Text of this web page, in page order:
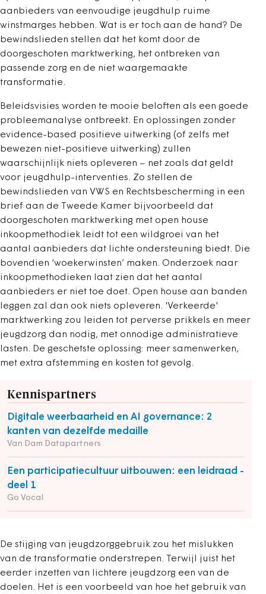
aanbieders van eenvoudige jeugdhulp ruime
winstmarges hebben. Wat is er toch aan de hand? De
bewindslieden stellen dat het komt door de
doorgeschoten marktwerking, het ontbreken van
passende zorg en de niet waargemaakte
transformatie.
Beleidsvisies worden te mooie beloften als een goede
probleemanalyse ontbreekt. En oplossingen zonder
evidence-based positieve uitwerking (of zelfs met
bewezen niet-positieve uitwerking) zullen
waarschijnlijk niets opleveren – net zoals dat geldt
voor jeugdhulp-interventies. Zo stellen de
bewindslieden van VWS en Rechtsbescherming in een
brief aan de Tweede Kamer bijvoorbeeld dat
doorgeschoten marktwerking met open house
inkoopmethodiek leidt tot een wildgroei van het
aantal aanbieders dat lichte ondersteuning biedt. Die
bovendien ‘woekerwinsten’ maken. Onderzoek naar
inkoopmethodieken laat zien dat het aantal
aanbieders er niet toe doet. Open house aan banden
leggen zal dan ook niets opleveren. 'Verkeerde'
marktwerking zou leiden tot perverse prikkels en meer
jeugdzorg dan nodig, met onnodige administratieve
lasten. De geschetste oplossing: meer samenwerken,
met extra afstemming en kosten tot gevolg.
Kennispartners
Digitale weerbaarheid en AI governance: 2
kanten van dezelfde medaille
Van Dam Datapartners
Een participatiecultuur uitbouwen: een leidraad -
deel 1
Go Vocal
De stijging van jeugdzorggebruik zou het mislukken
van de transformatie onderstrepen. Terwijl juist het
eerder inzetten van lichtere jeugdzorg een van de
doelen. Het is een voorbeeld van hoe het gebruik van